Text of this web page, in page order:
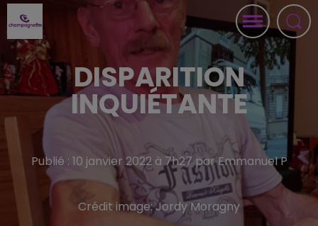
DISPARITION
INQUIÉTANTE
Publié : 10 janvier 2022 à 7h27 par Emmanuel P
Crédit image:Jordy Moragny